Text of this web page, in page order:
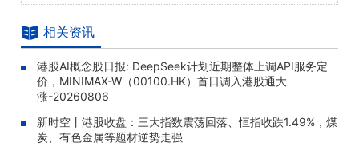
相关资讯
港股AI概念股日报: DeepSeek计划近期整体上调API服务定
价，MINIMAX-W（00100.HK）首日调入港股通大
涨-20260806
新时空丨港股收盘：三大指数震荡回落、恒指收跌1.49%，煤
炭、有色金属等题材逆势走强